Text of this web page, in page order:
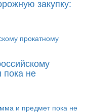
не